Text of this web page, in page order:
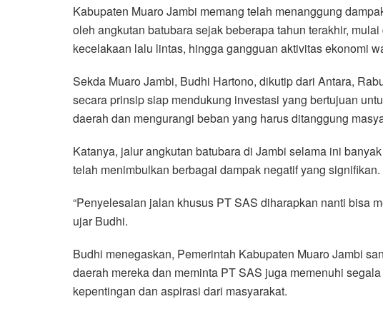
Kabupaten Muaro Jambi memang telah menanggung
oleh angkutan batubara sejak beberapa tahun terakhir,
kecelakaan lalu lintas, hingga gangguan aktivitas ekonomi
Sekda Muaro Jambi, Budhi Hartono, dikutip dari Antara,
secara prinsip siap mendukung investasi yang bertujuan
daerah dan mengurangi beban yang harus ditanggung
Katanya, jalur angkutan batubara di Jambi selama ini
telah menimbulkan berbagai dampak negatif yang signifikan.
“Penyelesaian jalan khusus PT SAS diharapkan nanti bisa
ujar Budhi.
Budhi menegaskan, Pemerintah Kabupaten Muaro Jambi
daerah mereka dan meminta PT SAS juga memenuhi
kepentingan dan aspirasi dari masyarakat.